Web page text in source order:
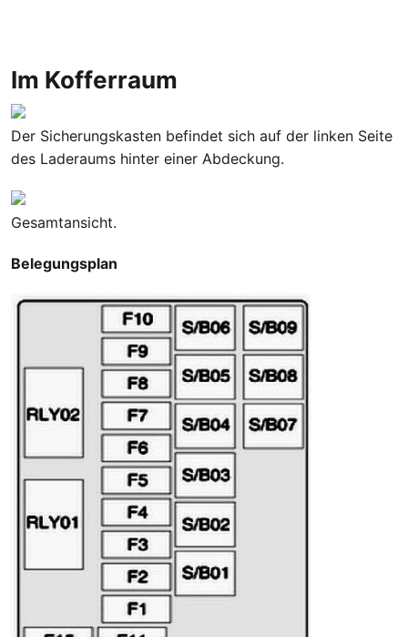
Im Kofferraum
Der Sicherungskasten befindet sich auf der linken Seite
des Laderaums hinter einer Abdeckung.
Gesamtansicht.
Belegungsplan